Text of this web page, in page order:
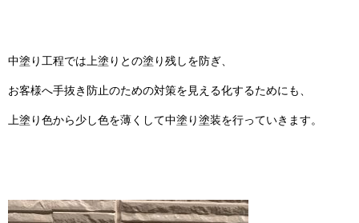
中塗り工程では上塗りとの塗り残しを防ぎ、
お客様へ手抜き防止のための対策を見える化するためにも、
上塗り色から少し色を薄くして中塗り塗装を行っていきます。